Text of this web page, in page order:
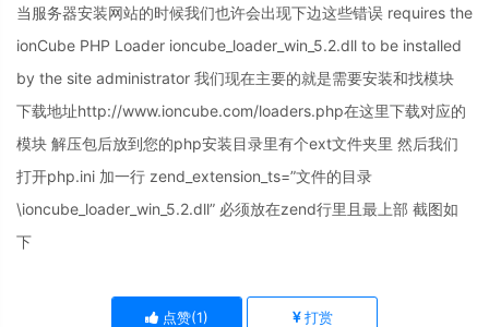
当服务器安装网站的时候我们也许会出现下边这些错误 requires the
ionCube PHP Loader ioncube_loader_win_5.2.dll to be installed
by the site administrator 我们现在主要的就是需要安装和找模块
下载地址http://www.ioncube.com/loaders.php在这里下载对应的
模块 解压包后放到您的php安装目录里有个ext文件夹里 然后我们
打开php.ini 加一行 zend_extension_ts=”文件的目录
\ioncube_loader_win_5.2.dll” 必须放在zend行里且最上部 截图如
下
点赞(1) 打赏